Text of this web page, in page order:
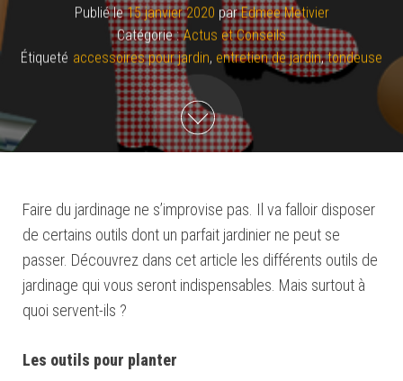
Publié le15 janvier 2020 parEdmee Metivier
Catégorie : Actus et Conseils
Étiqueté accessoires pour jardin, entretien de jardin,tondeuse
Faire du jardinage ne s’improvise pas. Il va falloir disposer
de certains outils dont un parfait jardinier ne peut se
passer. Découvrez dans cet article les différents outils de
jardinage qui vous seront indispensables. Mais surtout à
quoi servent-ils ?
Les outils pour planter